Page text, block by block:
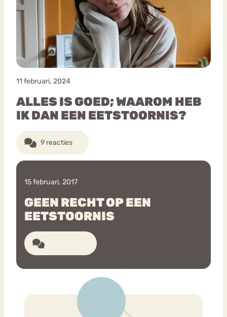
11 februari, 2024
ALLES IS GOED; WAAROM HEB
IK DAN EEN EETSTOORNIS?
9 reacties
15 februari, 2017
GEEN RECHT OP EEN
EETSTOORNIS
Chat
Forum
Bouli
mia
Nerv
osa
Eetstoornis Anorexia Nervosa
Orthorexia
Afvallen Angst